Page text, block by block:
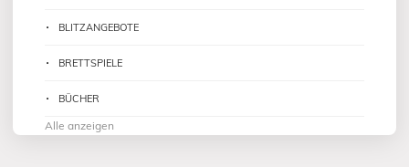
BLITZANGEBOTE
BRETTSPIELE
BÜCHER
Alle anzeigen